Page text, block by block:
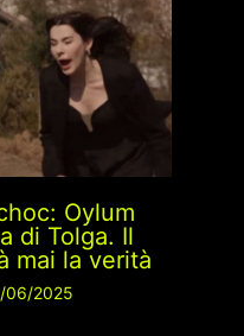
Oylum
di Tolga. Il
mai la verità
06/2025